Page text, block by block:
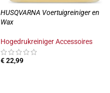
HUSQVARNA Voertuigreiniger en
Wax
Hogedrukreiniger Accessoires
€22,99